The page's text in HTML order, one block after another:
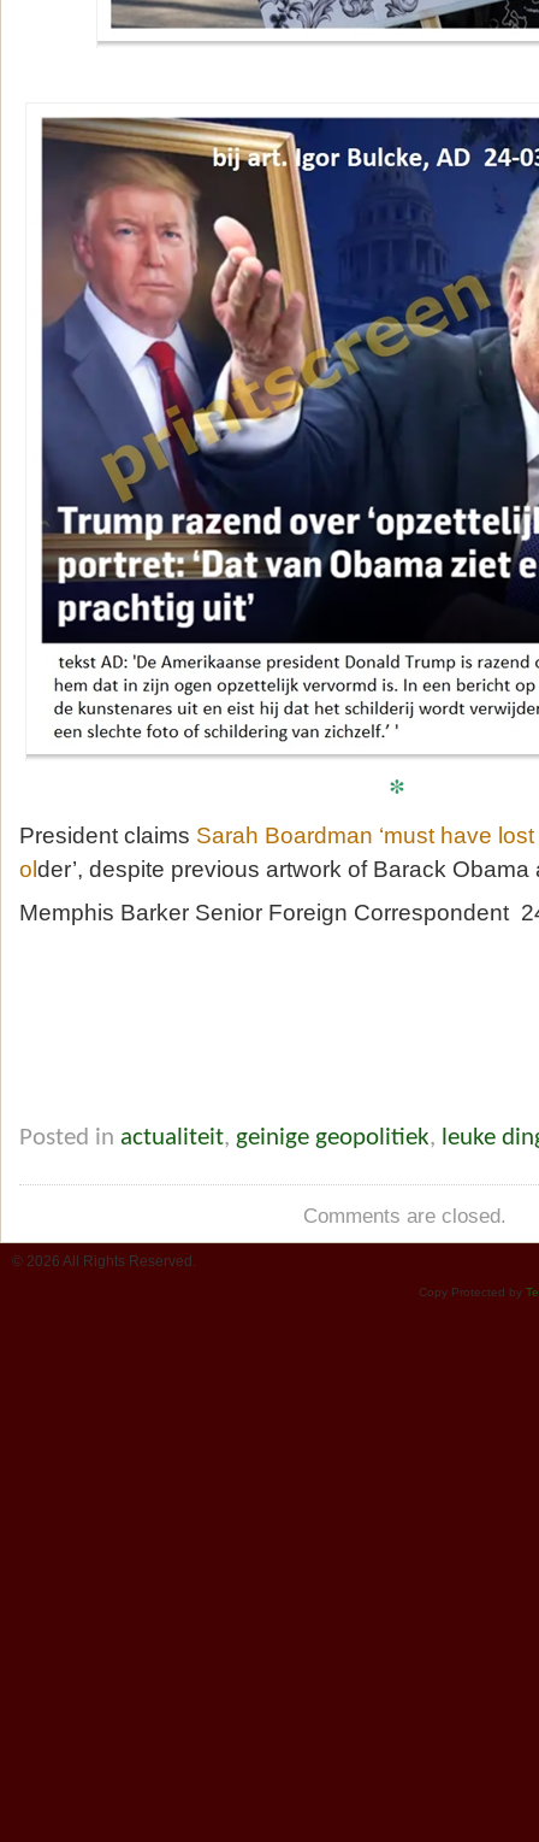
*
President claims Sarah Boardman ‘must have
older’, despite previous artwork of Barack
Memphis Barker Senior Foreign Correspondent
Posted in actualiteit, geinige geopolitiek, leuke
Comments are closed.
© 2026 All Rights Reserved.
Copy Protected by